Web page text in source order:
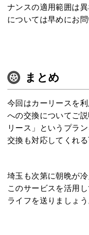
ナンスの適用範囲は
については早めにお
まとめ
今回はカーリースを
への交換についてご
リース」というプラ
交換も対応してくれる
埼玉も次第に朝晩が
このサービスを活用
ライフを送りましょう